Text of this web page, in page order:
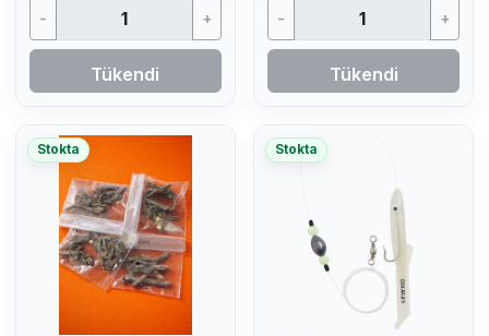
- +
Tükendi
- +
Tükendi
Stokta Stokta